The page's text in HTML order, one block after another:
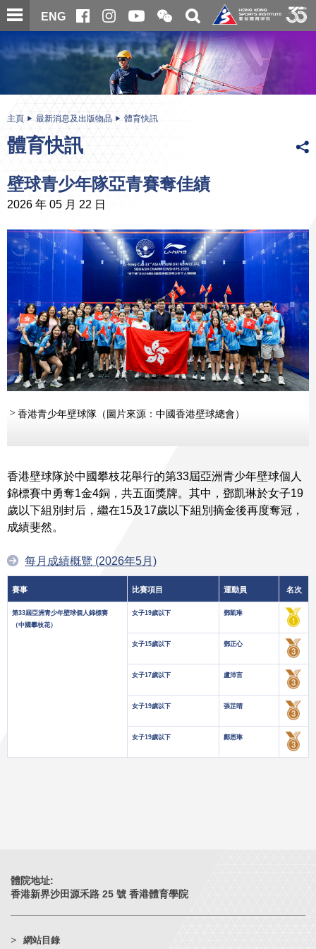
跳
至
內
ENG
開
合
微
信
二
維
碼
關
搜
尋
内
主頁 最新消息及出版物品 體育快訊
體育快訊
壁球青少年隊亞青賽奪佳績
2026 年 05 月 22 日
香港青少年壁球隊（圖片來源：中國香港壁球總會）
香港壁球隊於中國攀枝花舉行的第33屆亞洲青少年壁球個人
錦標賽中勇奪1金4銅，共五面獎牌。其中，鄧凱琳於女子19
歲以下組別封后，繼在15及17歲以下組別摘金後再度奪冠，
成績斐然。
每月成績概覽 (2026年5月)
賽事 比賽項目 運動員 名次
第33屆亞洲青少年壁球個人錦標賽
（中國攀枝花）
女子19歲以下 鄧凱琳
女子15歲以下 鄧正心
女子17歲以下 盧沛言
女子19歲以下 張芷晴
女子19歲以下 鄺恩琳
體院地址:
香港新界沙田源禾路 25 號 香港體育學院
網站目錄